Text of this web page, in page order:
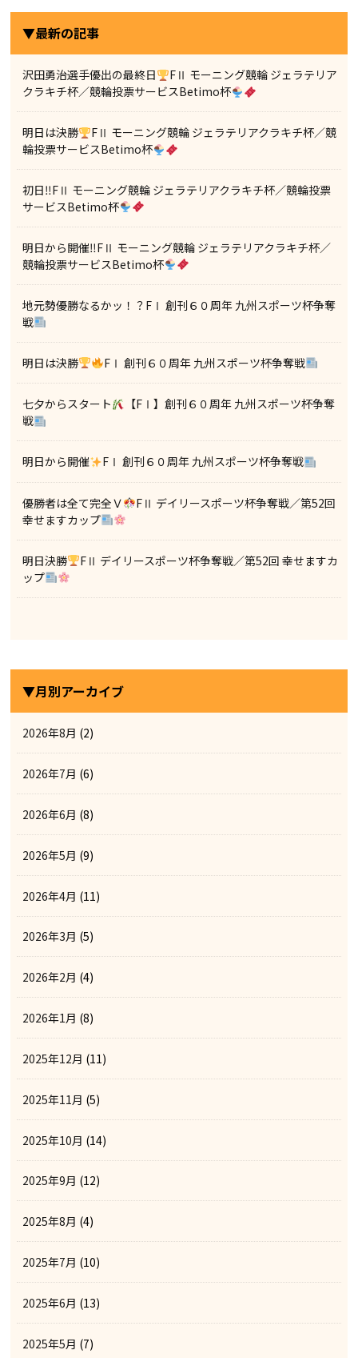
▼最新の記事
沢田勇治選手優出の最終日
FⅡ モーニング競輪 ジェラテリア
クラキチ杯／競輪投票サービスBetimo杯
明日は決勝
FⅡ モーニング競輪 ジェラテリアクラキチ杯／競
輪投票サービスBetimo杯
初日‼FⅡ モーニング競輪 ジェラテリアクラキチ杯／競輪投票
サービスBetimo杯
明日から開催‼FⅡ モーニング競輪 ジェラテリアクラキチ杯／
競輪投票サービスBetimo杯
地元勢優勝なるかッ！？FⅠ 創刊６０周年 九州スポーツ杯争奪
戦
明日は決勝 FⅠ 創刊６０周年 九州スポーツ杯争奪戦
七夕からスタート
【FⅠ】創刊６０周年 九州スポーツ杯争奪
戦
明日から開催 FⅠ 創刊６０周年 九州スポーツ杯争奪戦
優勝者は全て完全Ｖ
FⅡ デイリースポーツ杯争奪戦／第52回
幸せますカップ
明日決勝
FⅡ デイリースポーツ杯争奪戦／第52回 幸せますカ
ップ
▼月別アーカイブ
2026年8月 (2)
2026年7月 (6)
2026年6月 (8)
2026年5月 (9)
2026年4月 (11)
2026年3月 (5)
2026年2月 (4)
2026年1月 (8)
2025年12月 (11)
2025年11月 (5)
2025年10月 (14)
2025年9月 (12)
2025年8月 (4)
2025年7月 (10)
2025年6月 (13)
2025年5月 (7)